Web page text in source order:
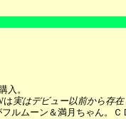
入。
は実はデビュー以前から存
ムーン＆満月ちゃん。